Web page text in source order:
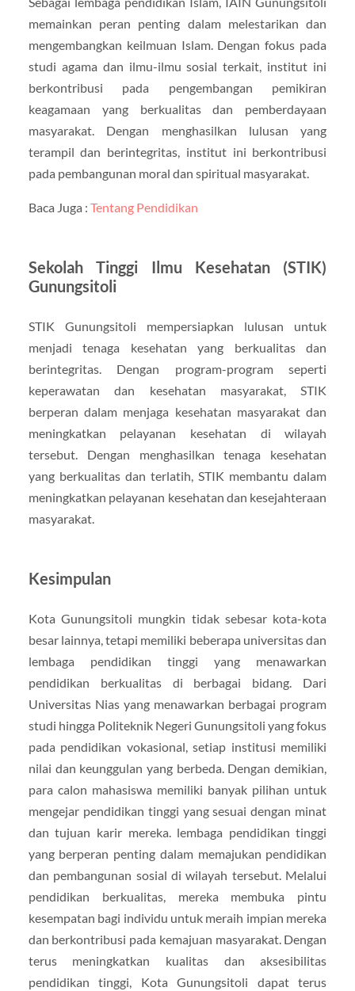
memainkan peran penting dalam melestarikan dan
mengembangkan keilmuan Islam. Dengan fokus pada
studi agama dan ilmu-ilmu sosial terkait, institut ini
berkontribusi pada pengembangan pemikiran
keagamaan yang berkualitas dan pemberdayaan
masyarakat. Dengan menghasilkan lulusan yang
terampil dan berintegritas, institut ini berkontribusi
pada pembangunan moral dan spiritual masyarakat.
Baca Juga : Tentang Pendidikan
Sekolah Tinggi Ilmu Kesehatan (STIK)
Gunungsitoli
STIK Gunungsitoli mempersiapkan lulusan untuk
menjadi tenaga kesehatan yang berkualitas dan
berintegritas. Dengan program-program seperti
keperawatan dan kesehatan masyarakat, STIK
berperan dalam menjaga kesehatan masyarakat dan
meningkatkan pelayanan kesehatan di wilayah
tersebut. Dengan menghasilkan tenaga kesehatan
yang berkualitas dan terlatih, STIK membantu dalam
meningkatkan pelayanan kesehatan dan kesejahteraan
masyarakat.
Kesimpulan
Kota Gunungsitoli mungkin tidak sebesar kota-kota
besar lainnya, tetapi memiliki beberapa universitas dan
lembaga pendidikan tinggi yang menawarkan
pendidikan berkualitas di berbagai bidang. Dari
Universitas Nias yang menawarkan berbagai program
studi hingga Politeknik Negeri Gunungsitoli yang fokus
pada pendidikan vokasional, setiap institusi memiliki
nilai dan keunggulan yang berbeda. Dengan demikian,
para calon mahasiswa memiliki banyak pilihan untuk
mengejar pendidikan tinggi yang sesuai dengan minat
dan tujuan karir mereka. lembaga pendidikan tinggi
yang berperan penting dalam memajukan pendidikan
dan pembangunan sosial di wilayah tersebut. Melalui
pendidikan berkualitas, mereka membuka pintu
kesempatan bagi individu untuk meraih impian mereka
dan berkontribusi pada kemajuan masyarakat. Dengan
terus meningkatkan kualitas dan aksesibilitas
pendidikan tinggi, Kota Gunungsitoli dapat terus